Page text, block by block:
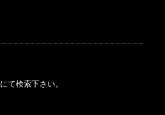
にて検索下さい。